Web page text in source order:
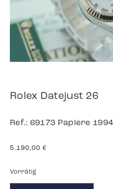
Rolex Datejust 26
Ref.: 69173 Papiere 1994
5.190,00 €
Vorrätig